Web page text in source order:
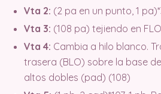
Vta 2: (2 pa en un punto, 1
Vta 3: (108 pa) tejiendo en
Vta 4: Cambia a hilo blanco.
trasera (BLO) sobre la base
altos dobles (pad) (108)